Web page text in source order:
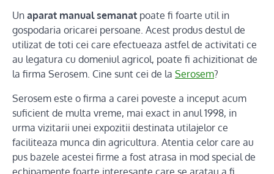
Un aparat manual semanat poate fi foarte util in
gospodaria oricarei persoane. Acest produs destul de
utilizat de toti cei care efectueaza astfel de activitati ce
au legatura cu domeniul agricol, poate fi achizitionat de
la firma Serosem. Cine sunt cei de la Serosem?
Serosem este o firma a carei poveste a inceput acum
suficient de multa vreme, mai exact in anul 1998, in
urma vizitarii unei expozitii destinata utilajelor ce
faciliteaza munca din agricultura. Atentia celor care au
pus bazele acestei firme a fost atrasa in mod special de
echipamente foarte interesante care se aratau a fi